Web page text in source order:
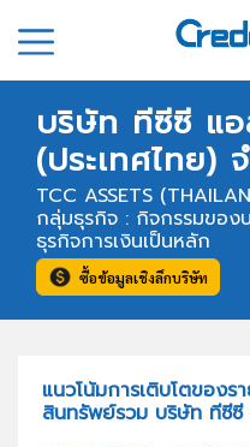
บริษัท ทีซีซี แอ
(ประเทศไทย)
TCC ASSETS
กลุ่มธุรกิจ : กิจกรรมของ
ธุรกิจการเงินเป็นหลัก
ซื้อข้อมูลเชิงลึกบริษัท
แนวโน้มการเติบโตของร
สินทรัพย์รวม บริษัท ทีซีซี